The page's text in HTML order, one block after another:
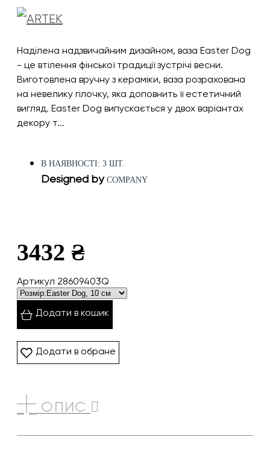
Наділена надзвичайним дизайном, ваза Easter Dog
- це втілення фінської традиції зустрічі весни.
Виготовлена вручну з кераміки, ваза розрахована
на невелику гілочку, яка доповнить її естетичний
вигляд. Easter Dog випускається у двох варіантах
декору т...
В НАЯВНОСТІ: 3 ШТ.
Designed by COMPANY
3432 ₴
Артикул 28609403Q
Додати в кошик
Додати в обране
ОПИС